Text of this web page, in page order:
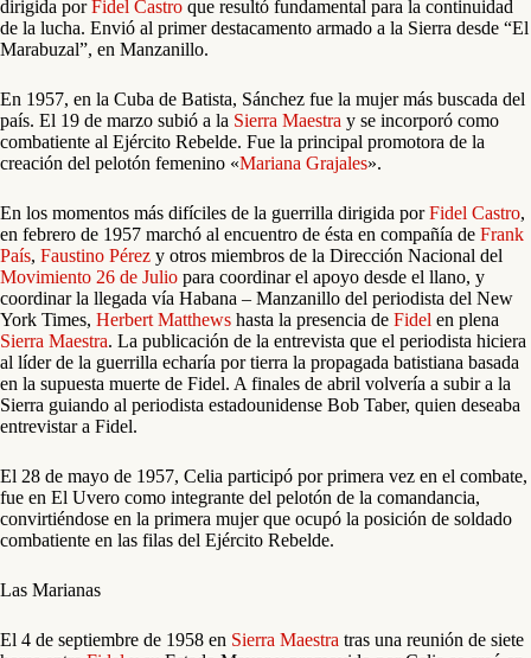
dirigida porFidel Castro que resultó fundamental para la continuidad
de la lucha. Envió al primer destacamento armado a la Sierra desde “El
Marabuzal”, en Manzanillo.
En 1957, en la Cuba de Batista, Sánchez fue la mujer más buscada del
país. El 19 de marzo subió a la Sierra Maestra y se incorporó como
combatiente al Ejército Rebelde. Fue la principal promotora de la
creación del pelotón femenino «Mariana Grajales».
En los momentos más difíciles de la guerrilla dirigida porFidel Castro,
en febrero de 1957 marchó al encuentro de ésta en compañía de Frank
País, Faustino Pérez y otros miembros de la Dirección Nacional del
Movimiento 26 de Julio para coordinar el apoyo desde el llano, y
coordinar la llegada vía Habana – Manzanillo del periodista del New
York Times, Herbert Matthews hasta la presencia de Fidel en plena
Sierra Maestra. La publicación de la entrevista que el periodista hiciera
al líder de la guerrilla echaría por tierra la propagada batistiana basada
en la supuesta muerte de Fidel. A finales de abril volvería a subir a la
Sierra guiando al periodista estadounidense Bob Taber, quien deseaba
entrevistar a Fidel.
El 28 de mayo de 1957, Celia participó por primera vez en el combate,
fue en El Uvero como integrante del pelotón de la comandancia,
convirtiéndose en la primera mujer que ocupó la posición de soldado
combatiente en las filas del Ejército Rebelde.
Las Marianas
El 4 de septiembre de 1958 en Sierra Maestra tras una reunión de siete